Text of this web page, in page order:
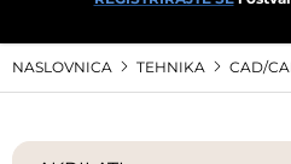
NASLOVNICA TEHNIKA CAD/